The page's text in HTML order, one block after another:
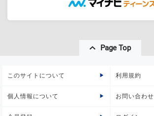
Page Top
このサイトについて 利用規約
個人情報について お問い合わせ